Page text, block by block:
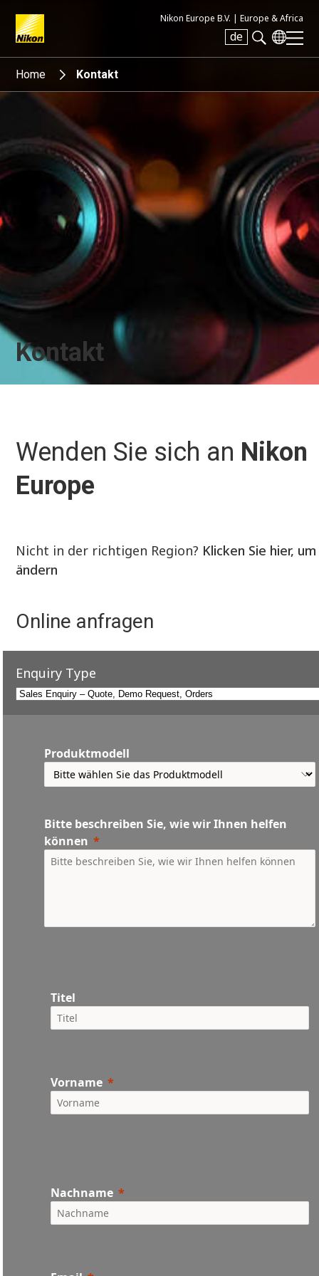
Nikon Europe B.V. | Europe & Africa
de
Search keyword(s)
Home Kontakt
Kontakt
Wenden Sie sich an Nikon
Europe
Nicht in der richtigen Region? Klicken Sie hier,
ändern
Online anfragen
Enquiry Type
Produktmodell
Bitte beschreiben Sie, wie wir Ihnen helfen
können
Titel
Vorname
Nachname